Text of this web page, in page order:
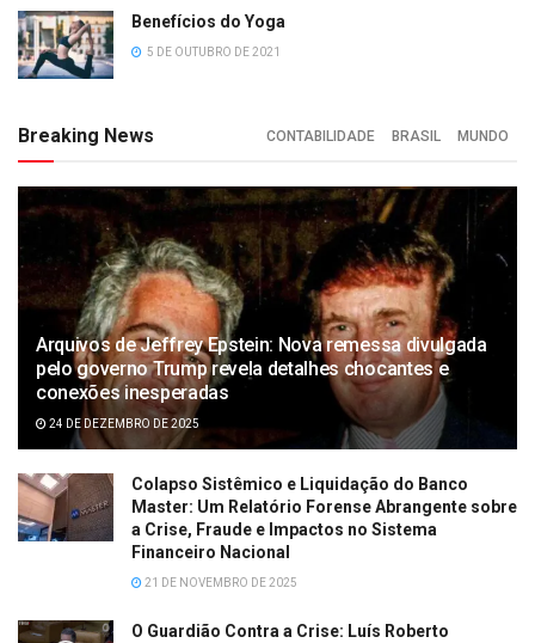
Benefícios do Yoga
5 DE OUTUBRO DE 2021
Breaking News CONTABILIDADE BRASIL MUNDO
Arquivos de Jeffrey Epstein: Nova remessa divulgada
pelo governo Trump revela detalhes chocantes e
conexões inesperadas
24 DE DEZEMBRO DE 2025
Colapso Sistêmico e Liquidação do Banco
Master: Um Relatório Forense Abrangente sobre
a Crise, Fraude e Impactos no Sistema
Financeiro Nacional
21 DE NOVEMBRO DE 2025
O Guardião Contra a Crise: Luís Roberto